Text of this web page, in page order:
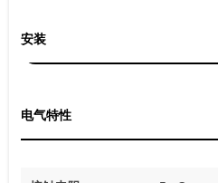
安装
电气特性